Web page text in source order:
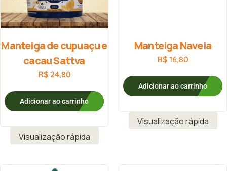
Manteiga de cupuaçu e
cacau Sattva
R$24,80
Adicionar ao carrinho
Visualização rápida
Manteiga Naveia
R$ 16,80
Adicionar ao carrinho
Visualização rápida